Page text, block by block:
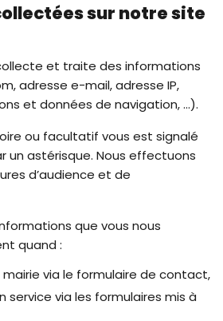
sur notre site
et traite des informations
adresse e-mail, adresse IP,
et données de navigation, ...).
ou facultatif vous est signalé
un astérisque. Nous effectuons
d’audience et de
que vous nous
quand :
via le formulaire de contact,
service via les formulaires mis à